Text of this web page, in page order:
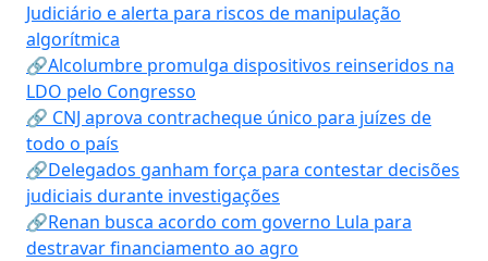
Judiciário e alerta para riscos de manipulação
algorítmica
🔗Alcolumbre promulga dispositivos reinseridos na
LDO pelo Congresso
🔗 CNJ aprova contracheque único para juízes de
todo o país
🔗Delegados ganham força para contestar decisões
judiciais durante investigações
🔗Renan busca acordo com governo Lula para
destravar financiamento ao agro